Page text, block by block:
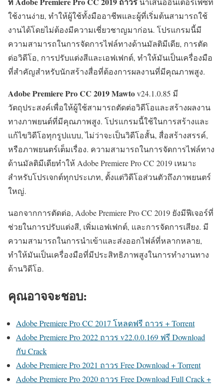
ใช้งานง่าย, ทำให้ผู้ใช้ทั้งมืออาชีพและผู้ที่เริ่มต้นสามารถใช้
งานได้โดยไม่ต้องมีความเชี่ยวชาญมาก่อน. โปรแกรมนี้มี
ความสามารถในการจัดการไฟล์ทางด้านมัลติมีเดีย, การตัด
ต่อวิดีโอ, การปรับแต่งสีและเอฟเฟกต์, ทำให้มันเป็นเครื่องมือ
ที่สำคัญสำหรับนักสร้างสื่อที่ต้องการผลงานที่มีคุณภาพสูง.
Adobe Premiere Pro CC 2019 Mawtov24.1.0.85 มี
วัตถุประสงค์เพื่อให้ผู้ใช้สามารถตัดต่อวิดีโอและสร้างผลงาน
ทางภาพยนต์ที่มีคุณภาพสูง. โปรแกรมนี้ใช้ในการสร้างและ
แก้ไขวิดีโอทุกรูปแบบ, ไม่ว่าจะเป็นวิดีโอสั้น, สื่อสร้างสรรค์,
หรือภาพยนตร์เต็มเรื่อง. ความสามารถในการจัดการไฟล์ทาง
ด้านมัลติมีเดียทำให้ Adobe Premiere Pro CC 2019 เหมาะ
สำหรับโปรเจกต์ทุกประเภท, ตั้งแต่วิดีโอส่วนตัวถึงภาพยนตร์
ใหญ่.
นอกจากการตัดต่อ, Adobe Premiere Pro CC 2019 ยังมีฟีเจอร์ที่
ช่วยในการปรับแต่งสี, เพิ่มเอฟเฟกต์, และการจัดการเสียง. มี
ความสามารถในการนำเข้าและส่งออกไฟล์ที่หลากหลาย,
ทำให้มันเป็นเครื่องมือที่มีประสิทธิภาพสูงในการทำงานทาง
ด้านวิดีโอ.
คุณอาจจะชอบ:
Adobe Premiere Pro CC 2017 โหลดฟรี ถาวร + Torrent
Adobe Premiere Pro 2022 ถาวร v22.0.0.169 ฟรี Download
กับ Crack
Adobe Premiere Pro 2021 ถาวร Free Download + Torrent
Adobe Premiere Pro 2020 ถาวร Free Download Full Crack +